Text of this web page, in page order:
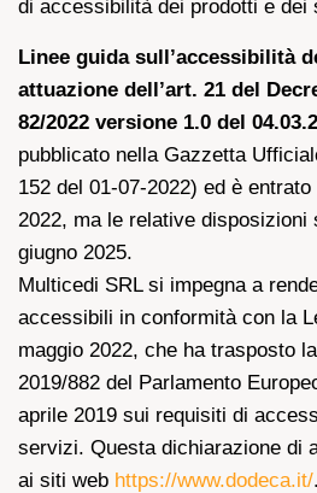
di accessibilità dei prodotti e dei
Linee guida sull’accessibilità
attuazione dell’art. 21 del
82/2022 versione 1.0 del
pubblicato nella Gazzetta
152 del 01-07-2022) ed è
2022, ma le relative disposizioni
giugno 2025.
Multicedi SRL si impegna a
accessibili in conformità con la
maggio 2022, che ha trasposto
2019/882 del Parlamento
aprile 2019 sui requisiti di
servizi. Questa dichiarazione di
ai siti web https://www.dodeca.it/.